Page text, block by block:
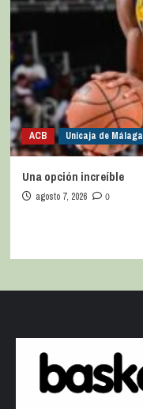
ACB Unicaja de Málaga
Una opción increíble
agosto 7, 2026 0